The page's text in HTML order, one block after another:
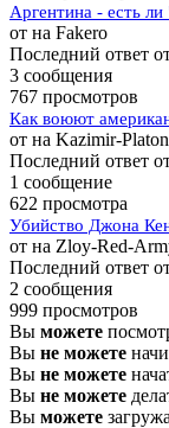
Аргентина - есть
от на Fakero
Последний ответ
3 сообщения
767 просмотров
Как воюют
от на Kazimir-
Последний ответ
1 сообщение
622 просмотра
Убийство Джона
от на Zloy-Red-
Последний ответ
2 сообщения
999 просмотров
Вы можете
Вы не можете
Вы не можете
Вы не можете
Вы можете